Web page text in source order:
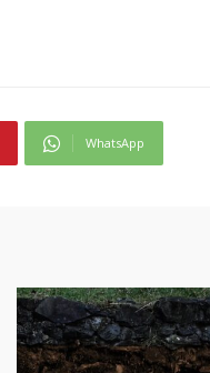
WhatsApp